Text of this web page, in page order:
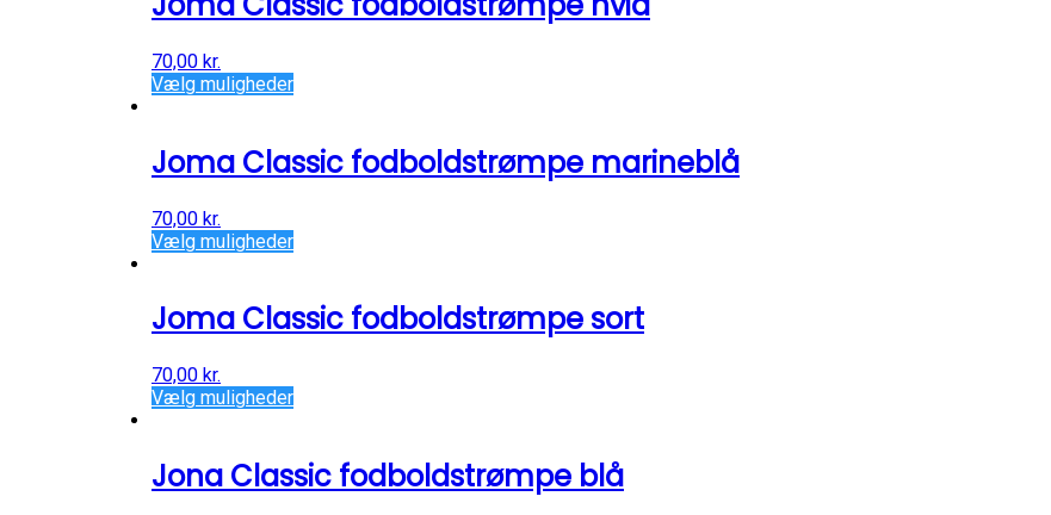
70,00 kr.
Vælg muligheder
Joma Classic fodboldstrømpe marineblå
70,00 kr.
Vælg muligheder
Joma Classic fodboldstrømpe sort
70,00 kr.
Vælg muligheder
Jona Classic fodboldstrømpe blå